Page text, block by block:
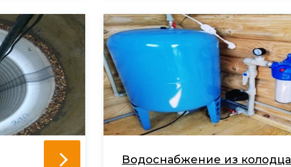
Водоснабжение из колодца